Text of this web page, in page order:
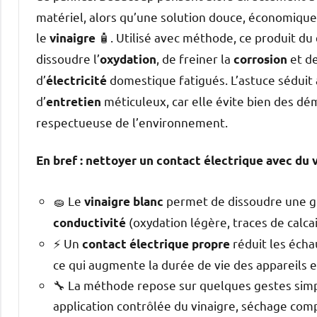
géométrie,
Style)
SRAM UDH
débattement
Performance
Guidon : Unité
Ø28~30mm (S/
Dérailleur avant
: SRAM Code R
PowerLock
Boîtier de
largeur
pliable,
valves,
: Optional:-
matériel, alors qu’une solution douce,
le vinaigre 🧴. Utilisé avec méthode, ce produit
dissoudre l’oxydation, de freiner la corrosion et
d’électricitédomestique fatigués. L’astuce
d’entretien méticuleux, car elle évite bien des
respectueuse de l’environnement.
En bref : nettoyer un contact électrique avec du
🧽 Le vinaigre blanc permet de dissoudre une
conductivité (oxydation légère, traces de
⚡ Un contact électrique propre réduit les
ce qui augmente la durée de vie des appareils
🔧 La méthode repose sur quelques gestes
application contrôlée du vinaigre, séchage